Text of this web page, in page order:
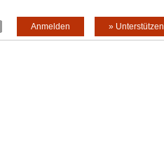
» Unterstützen
Anmelden